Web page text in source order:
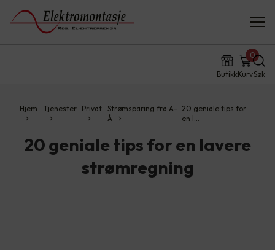
ButikkKurv
0
Søk
Hjem Tjenester Privat
Strømsparing fra A-
Å
20 geniale tips for
en l…
20 geniale tips for en lavere
strømregning